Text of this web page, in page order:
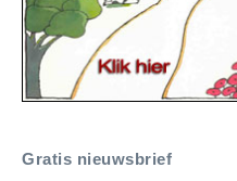
Gratis nieuwsbrief